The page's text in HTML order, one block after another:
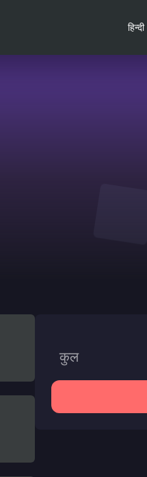
हिन्दी
कुल